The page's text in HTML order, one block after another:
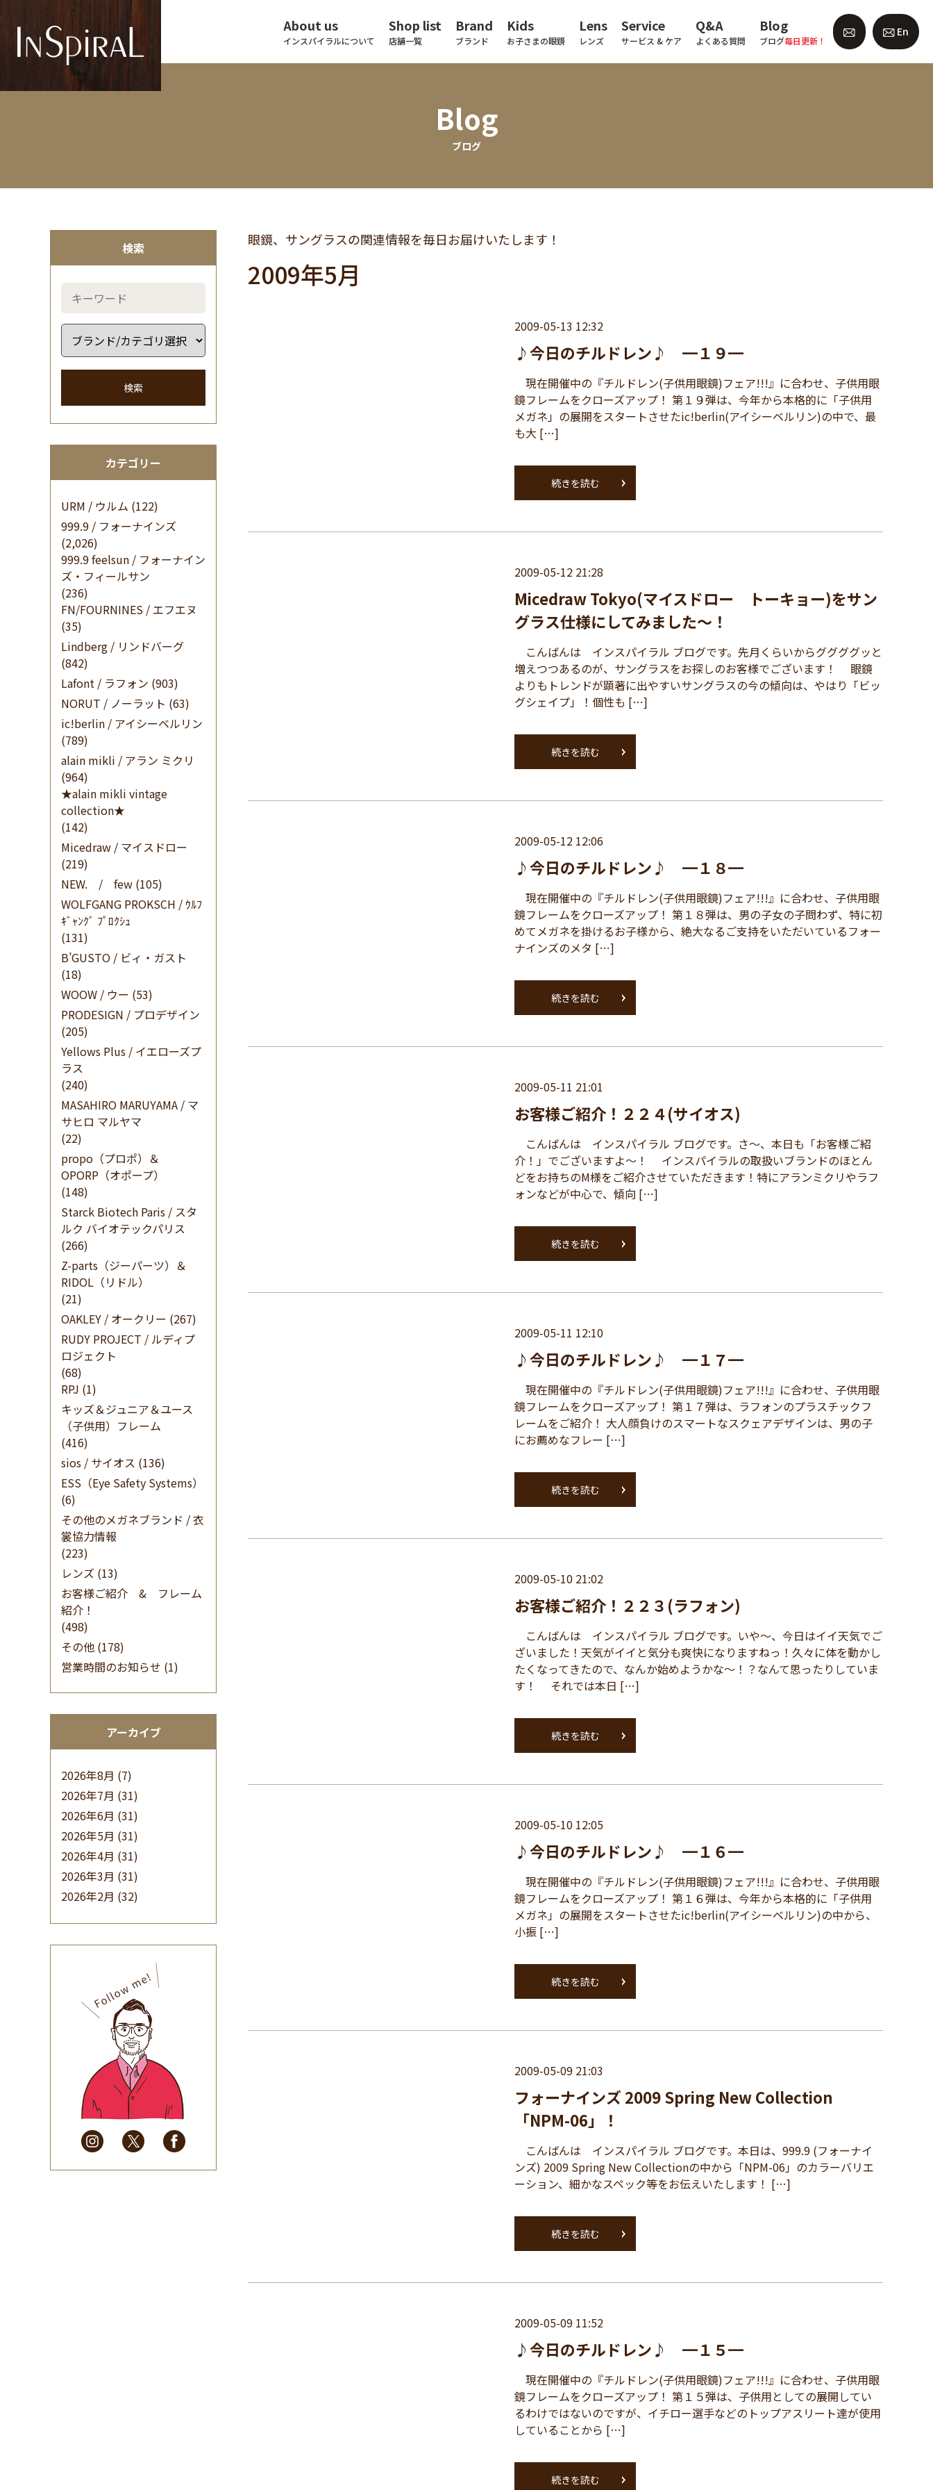
About us
インスパイラルについて
Shop list
店舗一覧
Brand
ブランド
Kids
お子さまの眼鏡
Lens
レンズ
Service
サービス & ケア
Q&A
よくある質問
Blog
ブログ毎日更新！
En
Blog
ブログ
検索
検索
カテゴリー
URM / ウルム (122)
999.9 / フォーナインズ
(2,026)
999.9 feelsun / フォーナイン
ズ・フィールサン
(236)
FN/FOURNINES / エフエヌ
(35)
Lindberg / リンドバーグ
(842)
Lafont / ラフォン (903)
NORUT / ノーラット (63)
ic!berlin / アイシーベルリン
(789)
alain mikli / アラン ミクリ
(964)
★alain mikli vintage
collection★
(142)
Micedraw / マイスドロー
(219)
NEW. / few (105)
WOLFGANG PROKSCH / ｳﾙﾌ
ｷﾞｬﾝｸﾞ ﾌﾟﾛｸｼｭ
(131)
B’GUSTO / ビィ・ガスト
(18)
WOOW / ウー (53)
PRODESIGN / プロデザイン
(205)
Yellows Plus / イエローズプ
ラス
(240)
MASAHIRO MARUYAMA / マ
サヒロ マルヤマ
(22)
propo（プロポ）＆
OPORP（オポープ）
(148)
Starck Biotech Paris / スタ
ルク バイオテックパリス
(266)
Z-parts（ジーパーツ）＆
RIDOL（リドル）
(21)
OAKLEY / オークリー (267)
RUDY PROJECT / ルディプ
ロジェクト
(68)
RPJ (1)
キッズ＆ジュニア＆ユース
（子供用）フレーム
(416)
sios / サイオス (136)
ESS（Eye Safety Systems）
(6)
その他のメガネブランド / 衣
裳協力情報
(223)
レンズ (13)
お客様ご紹介 & フレーム
紹介！
(498)
その他 (178)
営業時間のお知らせ (1)
アーカイブ
2026年8月 (7)
2026年7月 (31)
2026年6月 (31)
2026年5月 (31)
2026年4月 (31)
2026年3月 (31)
2026年2月 (32)
(32)
2025年9月(30)
2025年8月(31)
2025年7月(37)
2025年6月(48)
2025年5月
(41)
2025年4月
(32)
2025年3月(31)
2025年2月
(28)
2025年1月
(34)
眼鏡、サングラスの関連情報を毎日お届けいたします！
2009年5月
2009-05-13 12:32
♪今日のチルドレン♪ ━１９━
現在開催中の『チルドレン(子供用眼鏡)フェア!!!』に合わせ、子供用眼
鏡フレームをクローズアップ！ 第１９弾は、今年から本格的に「子供用
メガネ」の展開をスタートさせたic!berlin(アイシーベルリン)の中で、最
も大 […]
続きを読む
2009-05-12 21:28
Micedraw Tokyo(マイスドロー トーキョー)をサン
グラス仕様にしてみました～！
こんばんは インスパイラル ブログです。先月くらいからググググッと
増えつつあるのが、サングラスをお探しのお客様でございます！ 眼鏡
よりもトレンドが顕著に出やすいサングラスの今の傾向は、やはり「ビッ
グシェイプ」！個性も […]
続きを読む
2009-05-12 12:06
♪今日のチルドレン♪ ━１８━
現在開催中の『チルドレン(子供用眼鏡)フェア!!!』に合わせ、子供用眼
鏡フレームをクローズアップ！ 第１８弾は、男の子女の子問わず、特に初
めてメガネを掛けるお子様から、絶大なるご支持をいただいているフォー
ナインズのメタ […]
続きを読む
2009-05-11 21:01
お客様ご紹介！２２４(サイオス)
こんばんは インスパイラル ブログです。さ～、本日も「お客様ご紹
介！」でございますよ～！ インスパイラルの取扱いブランドのほとん
どをお持ちのM様をご紹介させていただきます！特にアランミクリやラフ
ォンなどが中心で、傾向 […]
続きを読む
2009-05-11 12:10
♪今日のチルドレン♪ ━１７━
現在開催中の『チルドレン(子供用眼鏡)フェア!!!』に合わせ、子供用眼
鏡フレームをクローズアップ！ 第１７弾は、ラフォンのプラスチックフ
レームをご紹介！ 大人顔負けのスマートなスクェアデザインは、男の子
にお薦めなフレー […]
続きを読む
2009-05-10 21:02
お客様ご紹介！２２３(ラフォン)
こんばんは インスパイラル ブログです。いや～、今日はイイ天気でご
ざいました！天気がイイと気分も爽快になりますねっ！久々に体を動かし
たくなってきたので、なんか始めようかな～！？なんて思ったりしていま
す！ それでは本日 […]
続きを読む
2009-05-10 12:05
♪今日のチルドレン♪ ━１６━
現在開催中の『チルドレン(子供用眼鏡)フェア!!!』に合わせ、子供用眼
鏡フレームをクローズアップ！ 第１６弾は、今年から本格的に「子供用
メガネ」の展開をスタートさせたic!berlin(アイシーベルリン)の中から、
小振 […]
続きを読む
2009-05-09 21:03
フォーナインズ 2009 Spring New Collection
「NPM-06」！
こんばんは インスパイラル ブログです。本日は、999.9 (フォーナイ
ンズ) 2009 Spring New Collectionの中から「NPM-06」のカラーバリエ
ーション、細かなスペック等をお伝えいたします！ […]
続きを読む
2009-05-09 11:52
♪今日のチルドレン♪ ━１５━
現在開催中の『チルドレン(子供用眼鏡)フェア!!!』に合わせ、子供用眼
鏡フレームをクローズアップ！ 第１５弾は、子供用としての展開してい
るわけではないのですが、イチロー選手などのトップアスリート達が使用
していることから […]
続きを読む